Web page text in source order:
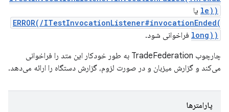
le)) یا
ERROR(/ITestInvocationListener#invocationEnded(
long)) فراخوانی شود.
چارچوب TradeFederation به طور خودکار این متد را فراخوانی
می‌کند و گزارش میزبان و در صورت لزوم، گزارش دستگاه را ارائه می‌دهد.
پارامترها